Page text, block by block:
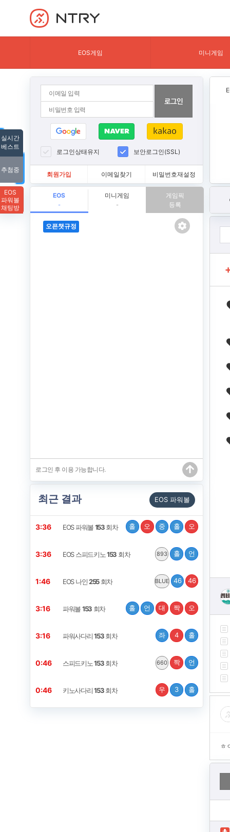
NTRY
EOS게임 미니게임
로그인상태유지 보안로그인(SSL)
회원가입 이메일찾기 비밀번호재설정
EOS
-
미니게임
-
게임픽
등록
최근 결과 EOS 파워볼
3:35 EOS 파워볼153회차 홀 오 중 홀 오
3:35 EOS 스피드키노153 회차 893 홀 언
1:45 EOS 나인255회차 BLUE 46 46
3:15 파워볼153회차 홀 언 대 짝 오
3:15 파워사다리153회차 좌 4 홀
0:45 스피드키노153회차 660 짝 언
0:45 키노사다리153회차 우 3 홀
실시간
베스트
추첨중
EOS
파워볼
채팅방
ㅎ